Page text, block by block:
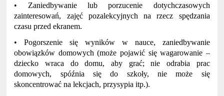
• Zaniedbywanie lub porzucenie dotychczasowych
zainteresowań, zajęć pozalekcyjnych na rzecz spędzania
czasu przed ekranem.
• Pogorszenie się wyników w nauce, zaniedbywanie
obowiązków domowych (może pojawić się wagarowanie –
dziecko wraca do domu, aby grać; nie odrabia prac
domowych, spóźnia się do szkoły, nie może się
skoncentrować na lekcjach, przysypia itp.).